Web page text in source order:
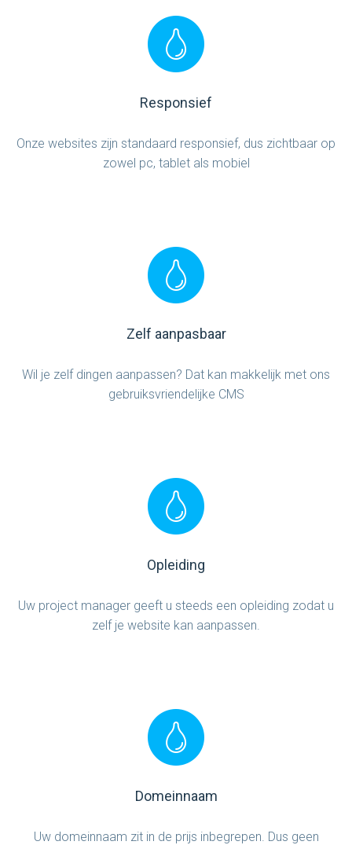
Responsief
Onze websites zijn standaard responsief, dus zichtbaar op
zowel pc, tablet als mobiel
Zelf aanpasbaar
Wil je zelf dingen aanpassen? Dat kan makkelijk met ons
gebruiksvriendelijke CMS
Opleiding
Uw project manager geeft u steeds een opleiding zodat u
zelf je website kan aanpassen.
Domeinnaam
Uw domeinnaam zit in de prijs inbegrepen. Dus geen